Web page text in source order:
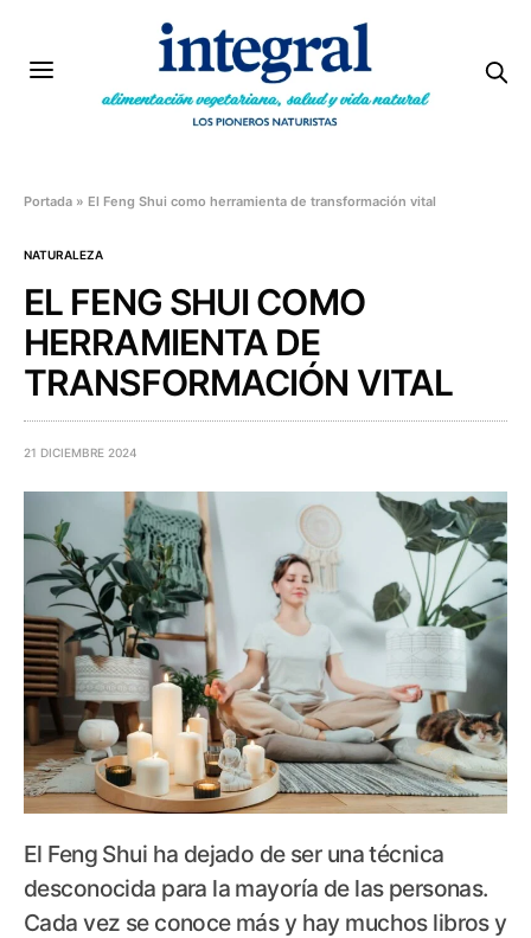
Portada » El Feng Shui como herramienta de transformación vital
NATURALEZA
EL FENG SHUI COMO
HERRAMIENTA DE
TRANSFORMACIÓN VITAL
21 DICIEMBRE 2024
El Feng Shui ha dejado de ser una técnica
desconocida para la mayoría de las personas.
Cada vez se conoce más y hay muchos libros y